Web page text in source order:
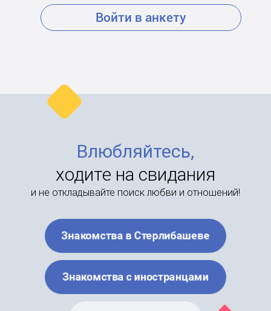
Войти в анкету
Влюбляйтесь,
ходите на свидания
и не откладывайте поиск любви и отношений!
Знакомства в Стерлибашеве
Знакомства с иностранцами